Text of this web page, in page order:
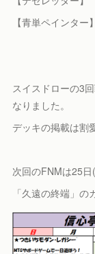
【青単ペインター】
スイスドローの3
なりました。
デッキの掲載は割
次回のFNMは25日
「久遠の終端」の